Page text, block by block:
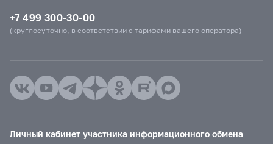
+7 499 300-30-00
(круглосуточно, в соответствии с тарифами вашего оператора)
Личный кабинет участника информационного обмена